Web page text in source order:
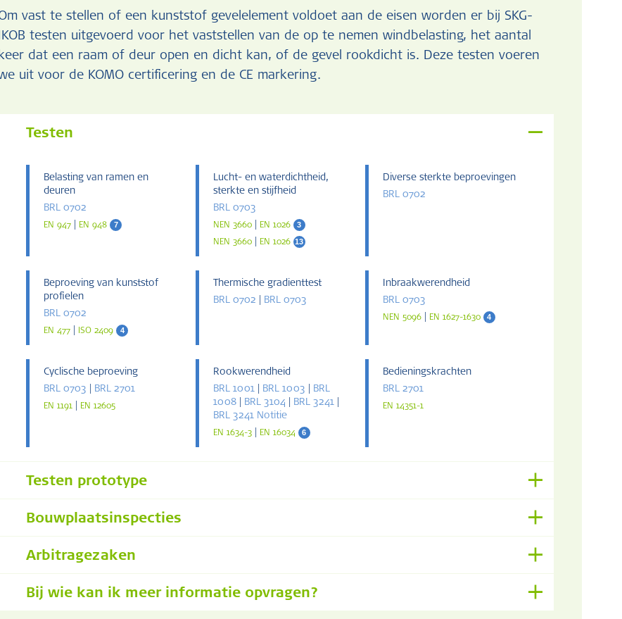
vast te stellen of een kunststof gevelelement voldoet aan de eisen worden er bij SKG-
testen uitgevoerd voor het vaststellen van de op te nemen windbelasting, het aantal
dat een raam of deur open en dicht kan, of de gevel rookdicht is. Deze testen voeren
uit voor de KOMO certificering en de CE markering.
Testen
Belasting van ramen en
deuren
BRL 0702
EN 947 EN 948 7
Lucht- en waterdichtheid,
sterkte en stijfheid
BRL 0703
NEN 3660 EN 1026 3
NEN 3660 EN 1026 13
Diverse sterkte beproevingen
BRL 0702
Beproeving van kunststof
profielen
BRL 0702
EN 477 ISO 2409 4
Thermische gradienttest
BRL 0702
BRL 0703
Inbraakwerendheid
BRL 0703
NEN 5096 EN 1627-1630 4
Cyclische beproeving
BRL 0703
BRL 2701
EN 1191 EN 12605
Rookwerendheid
BRL 1001
BRL 1003
BRL
1008
BRL 3104 BRL 3241
BRL 3241 Notitie
EN 1634-3 EN 16034 6
Bedieningskrachten
BRL 2701
EN 14351-1
Testen prototype
Bouwplaatsinspecties
Arbitragezaken
Bij wie kan ik meer informatie opvragen?